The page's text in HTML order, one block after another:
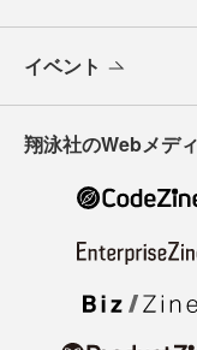
イベント
翔泳社のWebメデ